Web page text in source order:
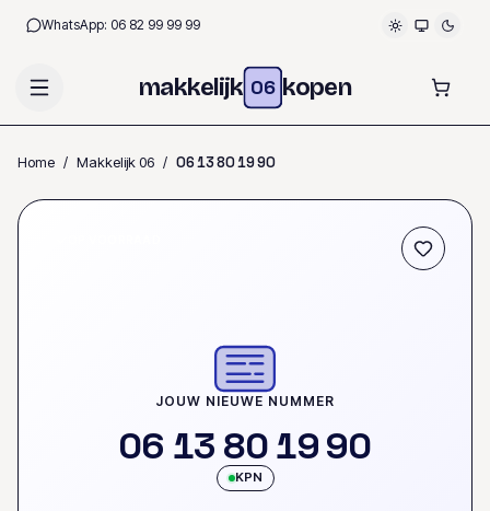
WhatsApp: 06 82 99 99 99
makkelijk 06 kopen
Home / Makkelijk 06 / 0613801990
JOUW NIEUWE NUMMER
06 13 801990
KPN